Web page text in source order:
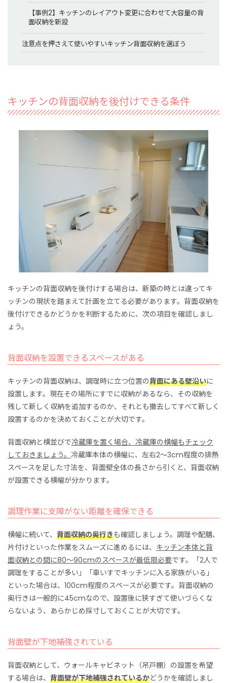
【事例2】キッチンのレイアウト変更に合わせて大容量の背
面収納を新設
注意点を押さえて使いやすいキッチン背面収納を選ぼう
キッチンの背面収納を後付けできる条件
キッチンの背面収納を後付けする場合は、新築の時とは違ってキ
ッチンの現状を踏まえて計画を立てる必要があります。背面収納を
後付けできるかどうかを判断するために、次の項目を確認しまし
ょう。
背面収納を設置できるスペースがある
キッチンの背面収納は、調理時に立つ位置の背面にある壁沿いに
設置します。現在その場所にすでに収納があるなら、その収納を
残して新しく収納を追加するのか、それとも撤去してすべて新しく
設置するのかを決めておくことが大切です。
背面収納と横並びで冷蔵庫を置く場合、冷蔵庫の横幅もチェック
しておきましょう。 冷蔵庫本体の横幅に、左右2〜3cm程度の排熱
スペースを足した寸法を、背面壁全体の長さから引くと、背面収納
が設置できる横幅が分かります。
調理作業に支障がない距離を確保できる
横幅に続いて、 背面収納の奥行きも確認しましょう。調理や配膳、
片付けといった作業をスムーズに進めるには、 キッチン本体と背
面収納との間に80～90cmのスペースが最低限必要です。「2人で
調理をすることが多い」「車いすでキッチンに入る家族がいる」
といった場合は、100cm程度のスペースが必要です。背面収納の
奥行きは一般的に45cmなので、設置後に狭すぎて使いづらくな
らないよう、あらかじめ採寸しておくことが大切です。
背面壁が下地補強されている
背面収納として、ウォールキャビネット（吊戸棚）の設置を希望
する場合は、 背面壁が下地補強されているかどうかを確認しまし